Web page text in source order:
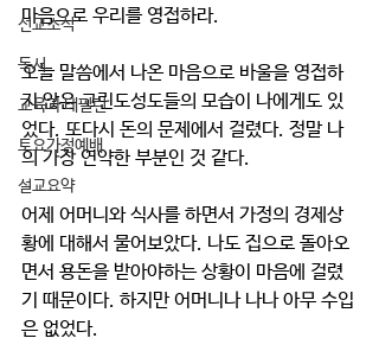
선교소식
독서
교육과 테필린
토요가정예배
설교요약
마음으로 우리를 영접하라.
오늘 말씀에서 나온 마음으로 바울을 영접하
지 않은 고린도성도들의 모습이 나에게도 있
었다. 또다시 돈의 문제에서 걸렸다. 정말 나
의 가장 연약한 부분인 것 같다.
어제 어머니와 식사를 하면서 가정의 경제상
황에 대해서 물어보았다. 나도 집으로 돌아오
면서 용돈을 받아야하는 상황이 마음에 걸렸
기 때문이다. 하지만 어머니나 나나 아무 수입
은 없었다.